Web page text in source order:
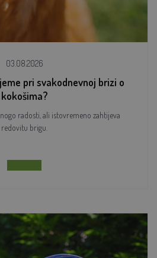
03.08.2026
pri svakodnevnoj brizi o
kokošima?
radosti, ali istovremeno zahtijeva
redovitu brigu.